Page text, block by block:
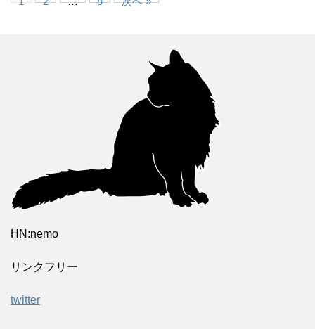
HN:nemo
リンクフリー
twitter